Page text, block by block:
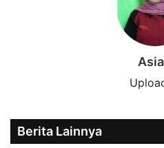
Berita Lainnya